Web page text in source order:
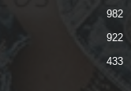
982
922
433